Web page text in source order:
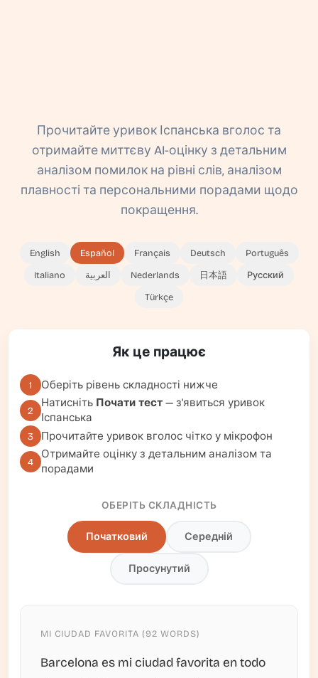
Прочитайте уривок Іспанська вголос та
отримайте миттєву AI-оцінку з детальним
аналізом помилок на рівні слів, аналізом
плавності та персональними порадами щодо
покращення.
English Español Français Deutsch Português
Italiano العربية Nederlands 日本語 Русский
Türkçe
Як це працює
1 Оберіть рівень складності нижче
2
Натисніть Почати тест — з'явиться уривок
Іспанська
3 Прочитайте уривок вголос чітко у мікрофон
4
Отримайте оцінку з детальним аналізом та
порадами
ОБЕРІТЬ СКЛАДНІСТЬ
Початковий Середній
Просунутий
MI CIUDAD FAVORITA (92 WORDS)
Barcelona es mi ciudad favorita en todo